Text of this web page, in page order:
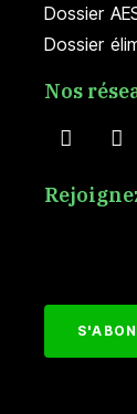
Dossier
Dossier
Nos